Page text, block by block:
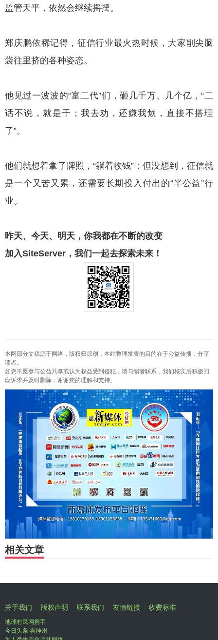
监管天平，依然会继续摇摆。
郑庆鹏依稀记得，征信行业最火热时候，大家削尖脑
袋往里挤的各种姿态。
他见过一波波的“富二代”们，砸几千万、几个亿，“二
话不说，就是干；我去劝，还嫌我烦，直接不搭理
了”。
他们就想着拿了牌照，“躺着收钱”；但没想到，征信就
是一个又苦又累，还需要长期投入付出的“半公益”行
业。
昨天、今天、明天，你我都在不断的改变
加入SiteServer，我们一起去探索未来！
本网部分文稿源于网络，版权归原创，本站整理发表的目的在于公益传播，分享
读者。
如您不愿参与公益共享或认为权益受到侵犯，请与编者联系，我们核实后积极回
应诉求并及时删除，谢谢您的理解和支持。
相关文章
关于我们 版权声明 联系我们 友情链接 收费标准
地球村民网携手
今日头条|看神州